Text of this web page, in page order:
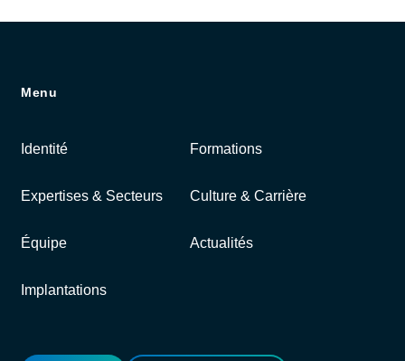
Menu
Identité Formations
Expertises & Secteurs Culture & Carrière
Équipe Actualités
Implantations